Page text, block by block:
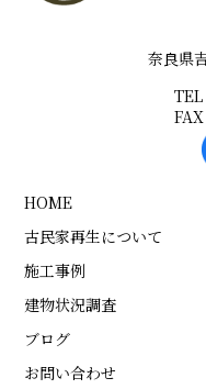
奈良県
HOME
古民家再生について
施工事例
建物状況調査
ブログ
お問い合わせ